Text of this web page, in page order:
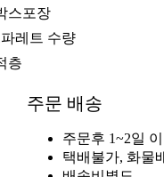
스포장
레트 수량
층
주문 배송
주문후 1~2일
택배불가, 화물